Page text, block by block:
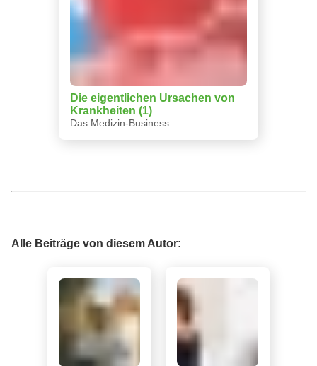
Die eigentlichen Ursachen von
Krankheiten (1)
Das Medizin-Business
Alle Beiträge von diesem Autor: